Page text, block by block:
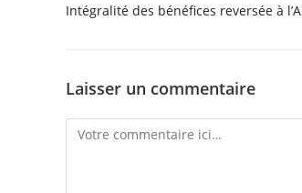
Intégralité des bénéfices reversée à
Laisser un commentaire